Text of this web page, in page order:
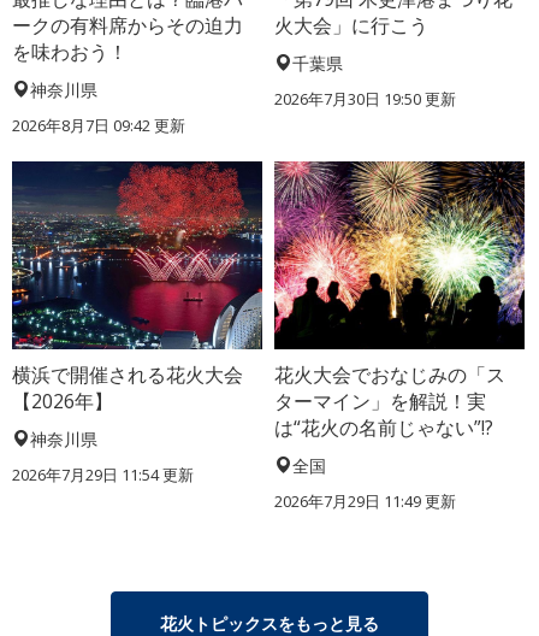
ークの有料席からその迫力
を味わおう！
神奈川県
2026年8月7日 09:42 更新
火大会」に行こう
千葉県
2026年7月30日 19:50 更新
横浜で開催される花火大会
【2026年】
神奈川県
2026年7月29日 11:54 更新
花火大会でおなじみの「ス
ターマイン」を解説！実
は“花火の名前じゃない”!?
全国
2026年7月29日 11:49 更新
花火トピックスをもっと見る